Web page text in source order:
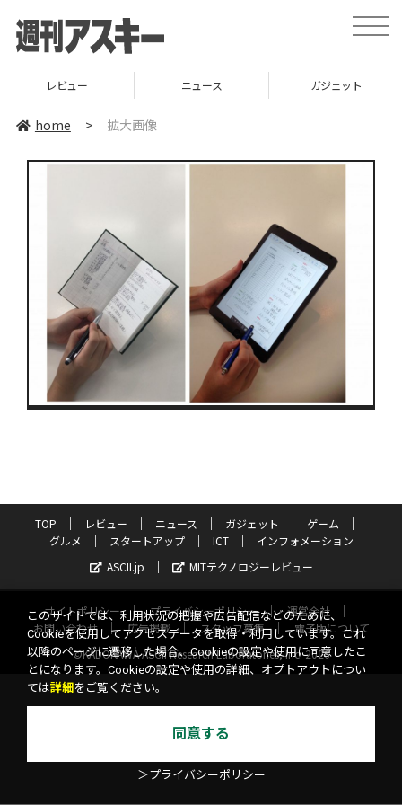
toggle
レビュー ニュース ガジェット
home > 拡大画像
TOP レビュー ニュース ガジェット
ゲーム
グルメ
スタートアップ ICT
インフォメーション
ASCII.jp
MITテクノロジーレビュー
サイトポリシー プライバシーポリシー
運営会社
お問い合わせ
広告掲載 スタッフ募集
電子版について
©KADOKAWA ASCII Research Laboratories, Inc. 2026
このサイトでは、利用状況の把握や広告配信などのために、
Cookieを使用してアクセスデータを取得・利用しています。これ
以降のページに遷移した場合、Cookieの設定や使用に同意したこ
とになります。Cookieの設定や使用の詳細、オプトアウトについ
ては詳細 をご覧ください。
同意する
＞プライバシーポリシー